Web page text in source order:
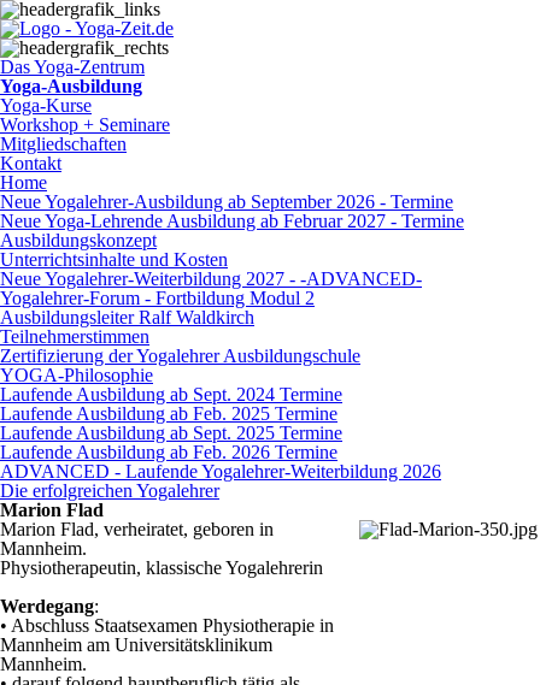
Das Yoga-Zentrum
Yoga-Ausbildung
Yoga-Kurse
Workshop + Seminare
Mitgliedschaften
Kontakt
Home
Neue Yogalehrer-Ausbildung ab September 2026 - Termine
Neue Yoga-Lehrende Ausbildung ab Februar 2027 - Termine
Ausbildungskonzept
Unterrichtsinhalte und Kosten
Neue Yogalehrer-Weiterbildung 2027 - -ADVANCED-
Yogalehrer-Forum - Fortbildung Modul 2
Ausbildungsleiter Ralf Waldkirch
Teilnehmerstimmen
Zertifizierung der Yogalehrer Ausbildungschule
YOGA-Philosophie
Laufende Ausbildung ab Sept. 2024 Termine
Laufende Ausbildung ab Feb. 2025 Termine
Laufende Ausbildung ab Sept. 2025 Termine
Laufende Ausbildung ab Feb. 2026 Termine
ADVANCED - Laufende Yogalehrer-Weiterbildung 2026
Die erfolgreichen Yogalehrer
Marion Flad
Marion Flad, verheiratet, geboren in
Mannheim.
Physiotherapeutin, klassische Yogalehrerin
Werdegang:
• Abschluss Staatsexamen Physiotherapie in
Mannheim am Universitätsklinikum
Mannheim.